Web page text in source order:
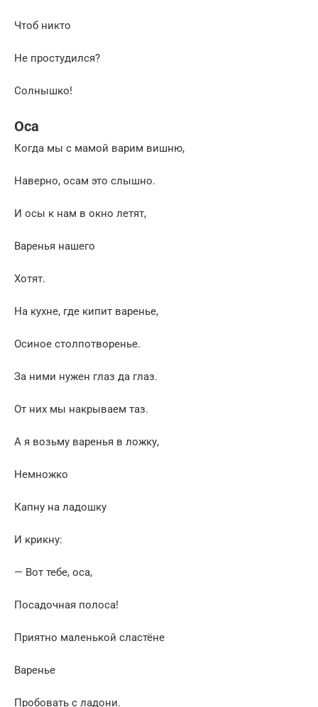
Чтоб никто
Не простудился?
Солнышко!
Оса
Когда мы с мамой варим вишню,
Наверно, осам это слышно.
И осы к нам в окно летят,
Варенья нашего
Хотят.
На кухне, где кипит варенье,
Осиное столпотворенье.
За ними нужен глаз да глаз.
От них мы накрываем таз.
А я возьму варенья в ложку,
Немножко
Капну на ладошку
И крикну:
— Вот тебе, оса,
Посадочная полоса!
Приятно маленькой сластёне
Варенье
Пробовать с ладони.